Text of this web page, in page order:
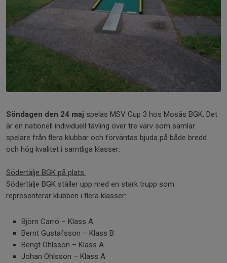
Söndagen den 24 maj spelas MSV Cup 3 hos Mosås BGK. Det
är en nationell individuell tävling över tre varv som samlar
spelare från flera klubbar och förväntas bjuda på både bredd
och hög kvalitet i samtliga klasser.
Södertälje BGK på plats
Södertälje BGK ställer upp med en stark trupp som
representerar klubben i flera klasser:
Björn Carrö – Klass A
Bernt Gustafsson – Klass B
Bengt Ohlsson – Klass A
Johan Ohlsson – Klass A